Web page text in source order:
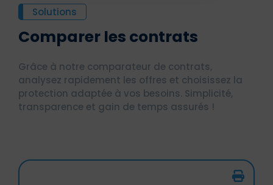
Solutions
Comparer les contrats
Grâce à notre comparateur de contrats,
analysez rapidement les offres et choisissez la
protection adaptée à vos besoins. Simplicité,
transparence et gain de temps assurés !